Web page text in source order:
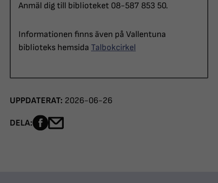
Anmäl dig till biblioteket 08-587 853 50.
Informationen finns även på Vallentuna
biblioteks hemsida Talbokcirkel
UPPDATERAT: 2026-06-26
DELA: Dela sidan på Facebook